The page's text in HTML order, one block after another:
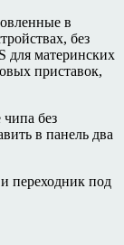
в
без
для материнских
приставок,
без
в панель два
переходник под